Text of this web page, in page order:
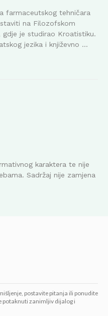
farmaceutskog tehničara
na Filozofskom
je studirao Kroatistiku.
jezika i književno ...
karaktera te nije
Sadržaj nije zamjena
postavite pitanja ili ponudite
potaknuti zanimljiv dijalog i